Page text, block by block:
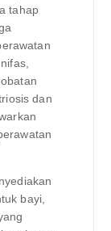
tahap
dan
bayi,